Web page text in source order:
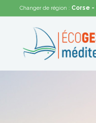
Changer de région : Corse -